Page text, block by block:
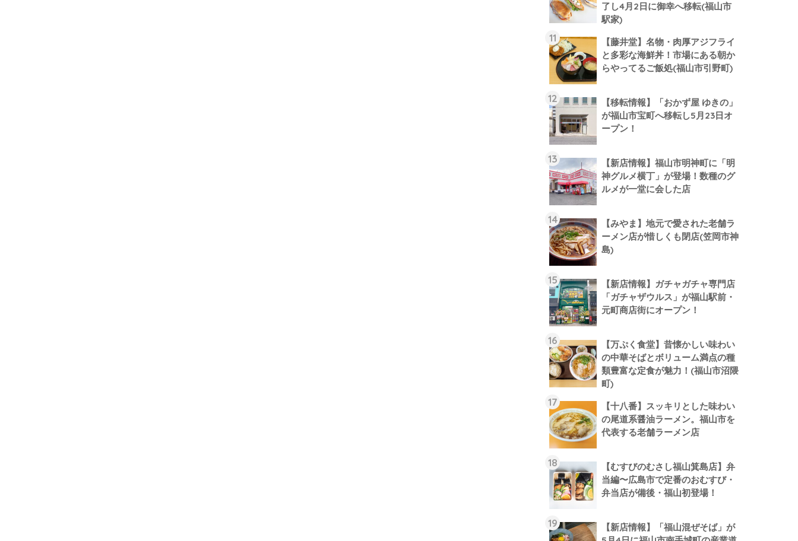
了し4月2日に御幸へ移転(福山市
駅家)
【藤井堂】名物・肉厚アジフライ
と多彩な海鮮丼！市場にある朝か
らやってるご飯処(福山市引野町)
【移転情報】「おかず屋 ゆきの」
が福山市宝町へ移転し5月23日オ
ープン！
【新店情報】福山市明神町に「明
神グルメ横丁」が登場！数種のグ
ルメが一堂に会した店
【みやま】地元で愛された老舗ラ
ーメン店が惜しくも閉店(笠岡市神
島)
【新店情報】ガチャガチャ専門店
「ガチャザウルス」が福山駅前・
元町商店街にオープン！
【万ぷく食堂】昔懐かしい味わい
の中華そばとボリューム満点の種
類豊富な定食が魅力！(福山市沼隈
町)
【十八番】スッキリとした味わい
の尾道系醤油ラーメン。福山市を
代表する老舗ラーメン店
【むすびのむさし福山箕島店】弁
当編〜広島市で定番のおむすび・
弁当店が備後・福山初登場！
【新店情報】「福山混ぜそば」が